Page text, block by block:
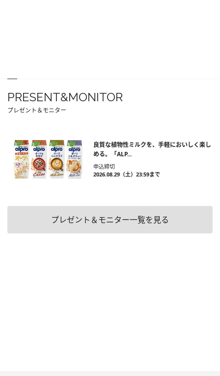
PRESENT&MONITOR
プレゼント＆モニター
良質な植物性ミルクを、手軽においしく楽し
める。「ALP...
申込締切
2026.08.29（土）23:59まで
プレゼント＆モニター一覧を見る